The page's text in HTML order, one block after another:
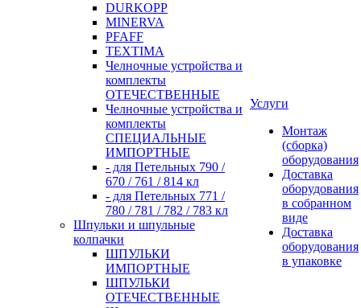
DURKOPP
MINERVA
PFAFF
TEXTIMA
Челночные устройства и
комплекты
ОТЕЧЕСТВЕННЫЕ
Челночные устройства и
комплекты
СПЕЦИАЛЬНЫЕ
ИМПОРТНЫЕ
- для Петельных 790 /
670 / 761 / 814 кл
- для Петельных 771 /
780 / 781 / 782 / 783 кл
Шпульки и шпульные
колпачки
ШПУЛЬКИ
ИМПОРТНЫЕ
ШПУЛЬКИ
ОТЕЧЕСТВЕННЫЕ
Услуги
Монтаж
(сборка)
оборудования
Доставка
оборудования
в собранном
виде
Доставка
оборудования
в упаковке